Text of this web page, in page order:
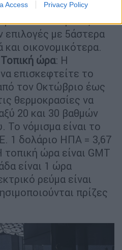
Access Privacy Policy
υποδέχεται με
και ένα γαλάζιο
επιλογές με 5άστερα
και οικονομικότερα.
ώρα: Η
επισκεφτείτε το
τον Οκτώβριο έως
θερμοκρασίες να
20 και 30 βαθμών
Το νόμισμα είναι το
1 δολάριο ΗΠΑ = 3,67
ώρα είναι GMT
είναι 1 ώρα
ρεύμα είναι
πρίζες